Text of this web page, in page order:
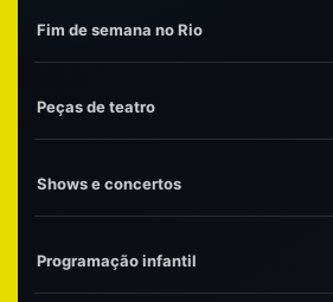
Fim de semana no Rio
Peças de teatro
Shows e concertos
Programação infantil